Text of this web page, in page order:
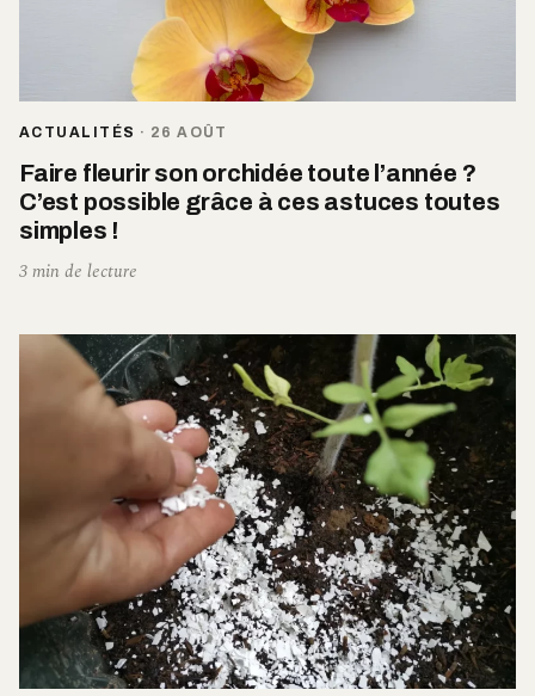
ACTUALITÉS · 26 AOÛT
Faire fleurir son orchidée toute l’année ?
C’est possible grâce à ces astuces toutes
simples !
3 min de lecture